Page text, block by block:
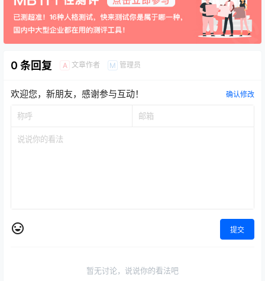
0 条回复 A 文章作者 M 管理员
欢迎您，新朋友，感谢参与互动！ 确认修改
提交
暂无讨论，说说你的看法吧